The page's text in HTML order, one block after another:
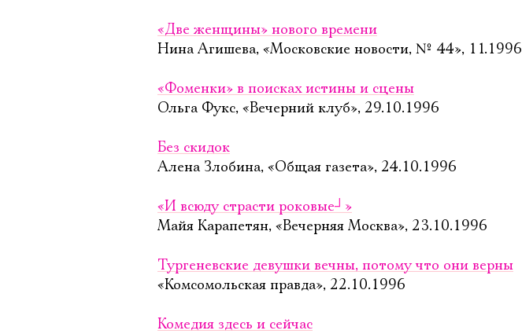
«Две женщины» нового времени
Нина Агишева, «Московские новости, № 44», 11.1996
«Фоменки» в поисках истины и сцены
Ольга Фукс, «Вечерний клуб», 29.10.1996
Без скидок
Алена Злобина, «Общая газета», 24.10.1996
«И всюду страсти роковые┘ »
Майя Карапетян, «Вечерняя Москва», 23.10.1996
Тургеневские девушки вечны, потому что они верны
«Комсомольская правда», 22.10.1996
Комедия здесь и сейчас